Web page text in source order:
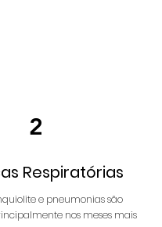
2
Respiratórias
e pneumonias são
nos meses mais